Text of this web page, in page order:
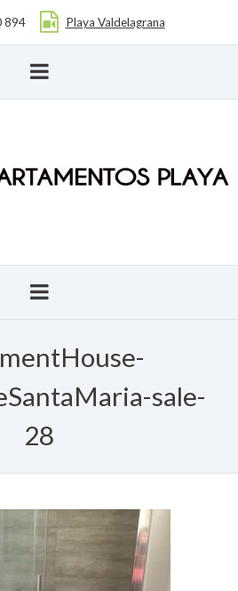
894 Playa Valdelagrana
sale-
28